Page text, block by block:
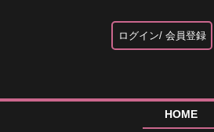
ログイン 会員登録
HOME